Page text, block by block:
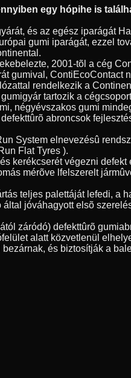
egy hópihe is
és az egész iparágát
gumi iparágát, ezzel
2001-tõl a cég
gumival, ContiEcoContact
rendelkezik a
tartozik a
négyévszakos gumi
abroncsok
System elnevezésû
Flat Tyres ).
kerékcserét végezni
mérõve lfelszerelt
teljes palettáját lefedi, a
jóváhagyott elsõ
záródó) defekttûrõ
alatt közvetlenül
és biztosítják a